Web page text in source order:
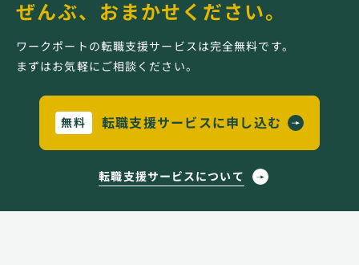
ぜんぶ、おまかせください。
ワークポートの転職支援サービスは完全無料です。
まずはお気軽にご相談ください。
無料 転職支援サービスに申し込む
転職支援サービスについて